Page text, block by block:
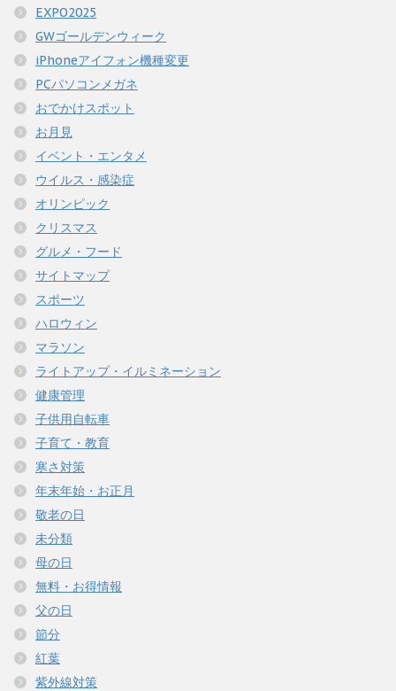
EXPO2025
GWゴールデンウィーク
iPhoneアイフォン機種変更
PCパソコンメガネ
おでかけスポット
お月見
イベント・エンタメ
ウイルス・感染症
オリンピック
クリスマス
グルメ・フード
サイトマップ
スポーツ
ハロウィン
マラソン
ライトアップ・イルミネーション
健康管理
子供用自転車
子育て・教育
寒さ対策
年末年始・お正月
敬老の日
未分類
母の日
無料・お得情報
父の日
節分
紅葉
紫外線対策